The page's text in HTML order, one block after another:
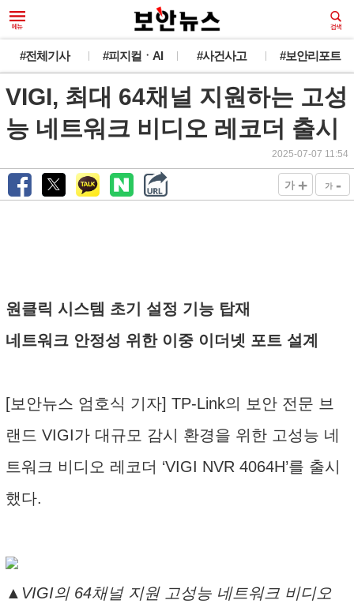
#전체기사 #피지컬ㆍAI #사건사고 #보안리포트
VIGI, 최대 64채널 지원하는 고성
능 네트워크 비디오 레코더 출시
2025-07-07 11:54
가 + 가 -
원클릭 시스템 초기 설정 기능 탑재
네트워크 안정성 위한 이중 이더넷 포트 설계
[보안뉴스 엄호식 기자] TP-Link의 보안 전문 브
랜드 VIGI가 대규모 감시 환경을 위한 고성능 네
트워크 비디오 레코더 ‘VIGI NVR 4064H’를 출시
했다.
▲VIGI의 64채널 지원 고성능 네트워크 비디오